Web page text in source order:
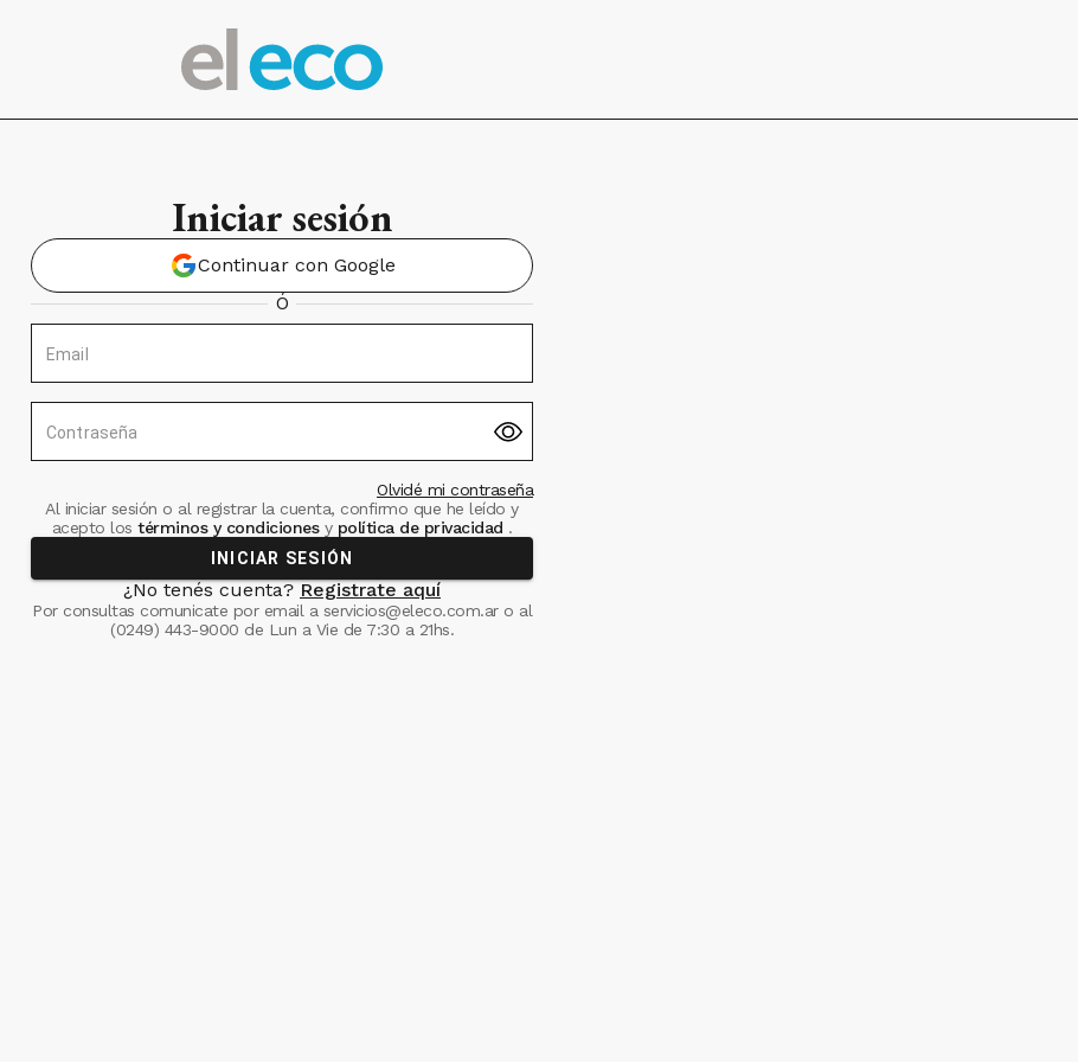
Iniciar sesión
Continuar con Google
Ó
Email
Contraseña
Olvidé mi contraseña
Al iniciar sesión o al registrar la cuenta, confirmo que he leído y
acepto los términos y condiciones ypolítica de privacidad .
INICIAR SESIÓN
¿No tenés cuenta? Registrate aquí
Por consultas comunicate por email a servicios@eleco.com.aro al
(0249) 443-9000 de Lun a Vie de 7:30 a 21hs.